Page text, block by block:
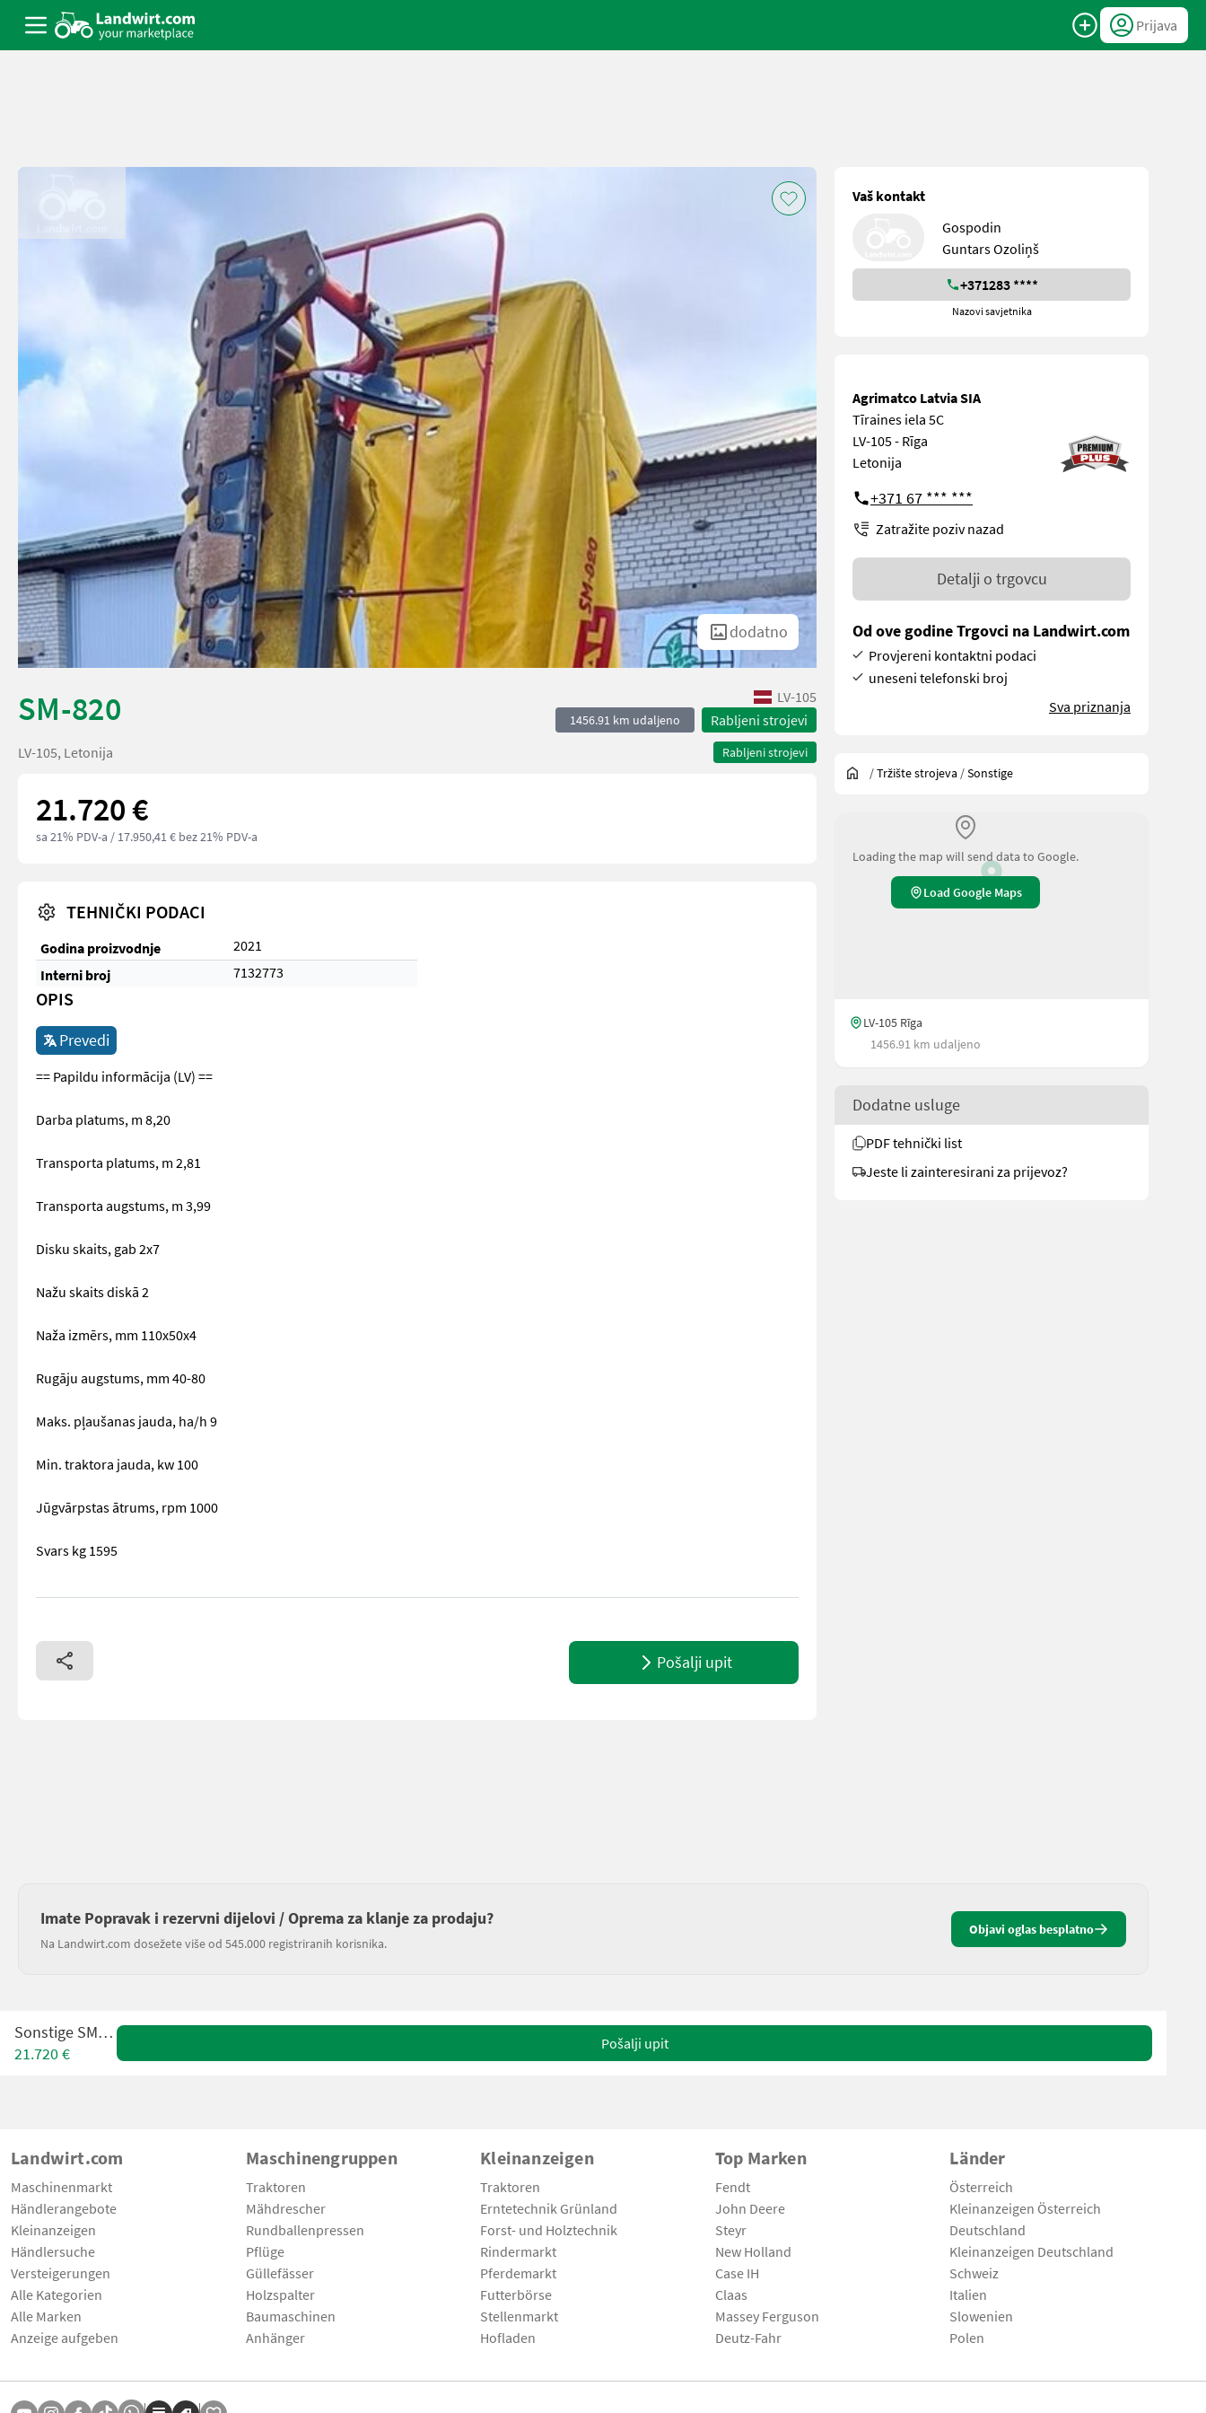
Prijava
dodatno
SM-820 LV-105
1456.91 km udaljeno Rabljeni strojevi
Rabljeni strojevi
LV-105, Letonija
21.720 €
sa 21% PDV-a / 17.950,41 € bez 21% PDV-a
TEHNIČKI PODACI
Godina proizvodnje
2021
Interni broj
7132773
OPIS
Prevedi
== Papildu informācija (LV) ==
Darba platums, m 8,20
Transporta platums, m 2,81
Transporta augstums, m 3,99
Disku skaits, gab 2x7
Nažu skaits diskā 2
Naža izmērs, mm 110x50x4
Rugāju augstums, mm 40-80
Maks. pļaušanas jauda, ha/h 9
Min. traktora jauda, kw 100
Jūgvārpstas ātrums, rpm 1000
Svars kg 1595
== Papildu informācija (LV) == Darba platums, m 8,20 Transporta platums, m 2,81 Transporta augstums, m 3,99 Disku skaits, gab 2x7 Nažu skaits diskā 2 Naža izmērs, mm 110x50x4 Rugāju
Pošalji upit
Vaš kontakt
Gospodin
Guntars Ozoliņš
+371283 ****
Nazovi savjetnika
Agrimatco Latvia SIA
Tīraines iela 5C
LV-105 - Rīga
Letonija
+371 67 *** ***
Zatražite poziv nazad
Detalji o trgovcu
Od ove godine Trgovci na Landwirt.com
Provjereni kontaktni podaci
uneseni telefonski broj
Sva priznanja
/Tržište strojeva /Sonstige
Loading the map will send data to Google.
Load Google Maps
LV-105 Rīga
1456.91 km udaljeno
Dodatne usluge
PDF tehnički list
Jeste li zainteresirani za prijevoz?
Imate Popravak i rezervni dijelovi / Oprema za klanje za prodaju?
Na Landwirt.com dosežete više od 545.000 registriranih korisnika.
Objavi oglas besplatno
Sonstige SM-820
21.720 €
Pošalji upit
Landwirt.com
Maschinenmarkt
Händlerangebote
Kleinanzeigen
Händlersuche
Versteigerungen
Alle Kategorien
Alle Marken
Anzeige aufgeben
Maschinengruppen
Traktoren
Mähdrescher
Rundballenpressen
Pflüge
Güllefässer
Holzspalter
Baumaschinen
Anhänger
Kleinanzeigen
Traktoren
Erntetechnik Grünland
Forst- und Holztechnik
Rindermarkt
Pferdemarkt
Futterbörse
Stellenmarkt
Hofladen
Top Marken
Fendt
John Deere
Steyr
New Holland
Case IH
Claas
Massey Ferguson
Deutz-Fahr
Länder
Österreich
Kleinanzeigen Österreich
Deutschland
Kleinanzeigen Deutschland
Schweiz
Italien
Slowenien
Polen